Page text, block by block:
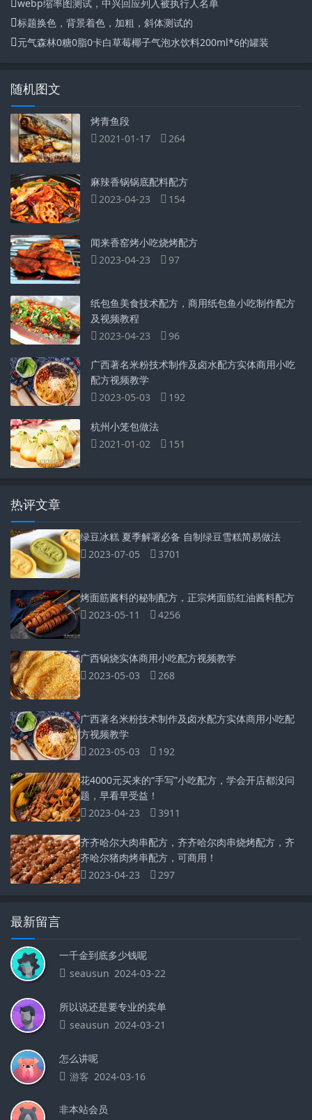
webp缩率图测试，中兴回应列入被执行人名单
标题换色，背景着色，加粗，斜体测试的
元气森林0糖0脂0卡白草莓椰子气泡水饮料200ml*6的罐装
随机图文
烤青鱼段
2021-01-17
264
麻辣香锅锅底配料配方
2023-04-23
154
闻来香窑烤小吃烧烤配方
2023-04-23
97
纸包鱼美食技术配方，商用纸包鱼小吃制作配方
及视频教程
2023-04-23
96
广西著名米粉技术制作及卤水配方实体商用小吃
配方视频教学
2023-05-03
192
杭州小笼包做法
2021-01-02
151
热评文章
绿豆冰糕 夏季解署必备 自制绿豆雪糕简易做法
2023-07-05
3701
烤面筋酱料的秘制配方，正宗烤面筋红油酱料配方
2023-05-11
4256
广西锅烧实体商用小吃配方视频教学
2023-05-03
268
广西著名米粉技术制作及卤水配方实体商用小吃配
方视频教学
2023-05-03
192
花4000元买来的“手写”小吃配方，学会开店都没问
题，早看早受益！
2023-04-23
3911
齐齐哈尔大肉串配方，齐齐哈尔肉串烧烤配方，齐
齐哈尔猪肉烤串配方，可商用！
2023-04-23
297
最新留言
一千金到底多少钱呢
seausun 2024-03-22
所以说还是要专业的卖单
seausun 2024-03-21
怎么讲呢
游客 2024-03-16
非本站会员